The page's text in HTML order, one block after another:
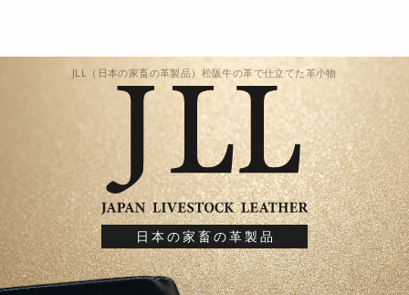
JLL（日本の家畜の革製品）松阪牛の革で仕立てた革小物
日本の家畜の革製品